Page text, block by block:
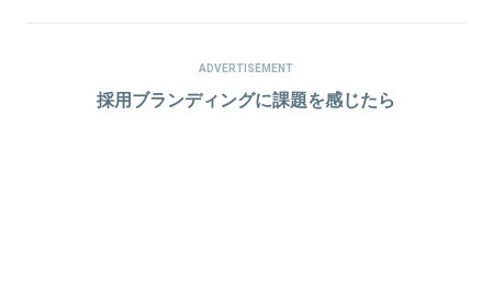
ADVERTISEMENT
採用ブランディングに課題を感じたら